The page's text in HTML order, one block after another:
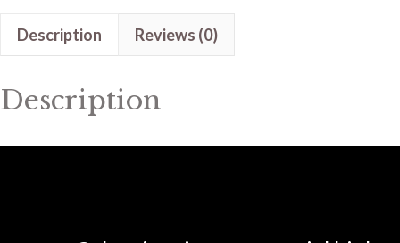
Description Reviews (0)
Description